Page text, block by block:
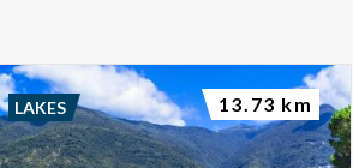
LAKES 13.73 km